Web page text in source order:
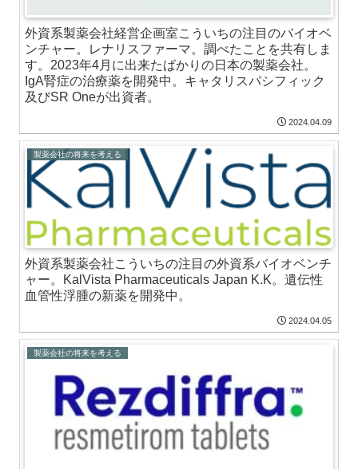
外資系製薬会社経営企画室こういちの注目のバイオベ
ンチャー。レナリスファーマ。調べたことを共有しま
す。2023年4月に出来たばかりの日本の製薬会社。
IgA腎症の治療薬を開発中。キャタリスパシフィック
及びSR Oneが出資者。
2024.04.09
製薬会社の将来を考える
外資系製薬会社こういちの注目の外資系バイオベンチ
ャー。KalVista Pharmaceuticals Japan K.K。遺伝性
血管性浮腫の新薬を開発中。
2024.04.05
製薬会社の将来を考える